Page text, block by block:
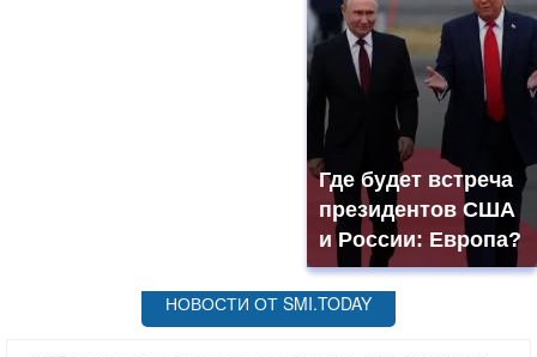
Где будет встреча
президентов США
и России: Европа?